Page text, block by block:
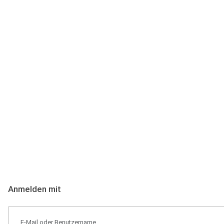
Anmelden mit